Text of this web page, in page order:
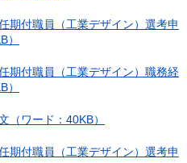
期付職員（工業デザイン）選考申
）
期付職員（工業デザイン）職務経
）
（ワード：40KB）
期付職員（工業デザイン）選考申